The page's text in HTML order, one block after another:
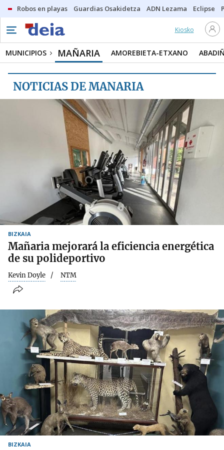
Robos en playas Guardias Osakidetza ADN Lezama Eclipse
Kiosko
MUNICIPIOS MAÑARIA AMOREBIETA-ETXANO
NOTICIAS DE MAÑARIA
BIZKAIA
Mañaria mejorará la eficiencia energética
de su polideportivo
Kevin Doyle NTM
BIZKAIA
MUNICIPIOS
MAÑARIA
ABADIÑO